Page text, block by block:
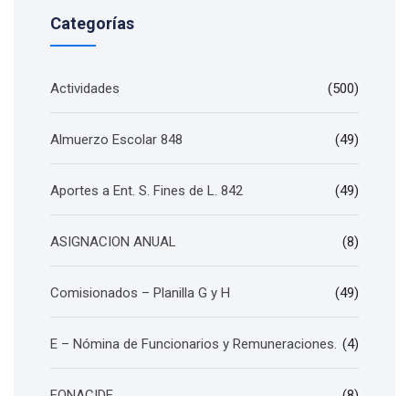
Categorías
Actividades (500)
Almuerzo Escolar 848 (49)
Aportes a Ent. S. Fines de L. 842 (49)
ASIGNACION ANUAL (8)
Comisionados – Planilla G y H (49)
E – Nómina de Funcionarios y Remuneraciones. (4)